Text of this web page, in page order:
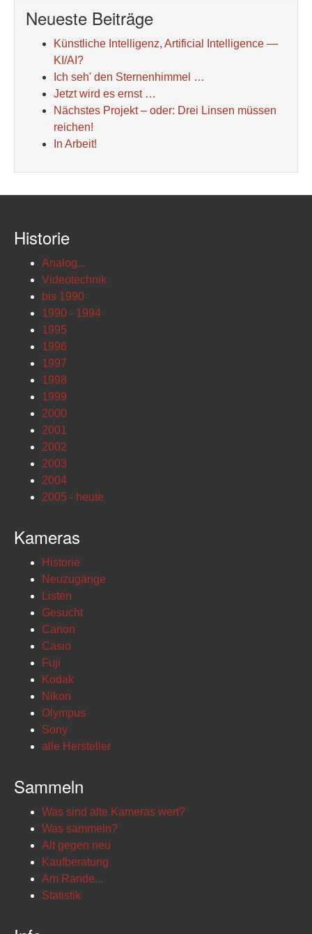
Neueste Beiträge
Künstliche Intelligenz, Artificial Intelligence —
KI/AI?
Ich seh' den Sternenhimmel …
Jetzt wird es ernst …
Nächstes Projekt – oder: Drei Linsen müssen
reichen!
In Arbeit!
Historie
Analog...
Videotechnik
bis 1990
1990 - 1994
1995
1996
1997
1998
1999
2000
2001
2002
2003
2004
2005 - heute
Kameras
Historie
Neuzugänge
Listen
Gesucht
Canon
Casio
Fuji
Kodak
Nikon
Olympus
Sony
alle Hersteller
Sammeln
Was sind alte Kameras wert?
Was sammeln?
Alt gegen neu
Kaufberatung
Am Rande...
Statistik